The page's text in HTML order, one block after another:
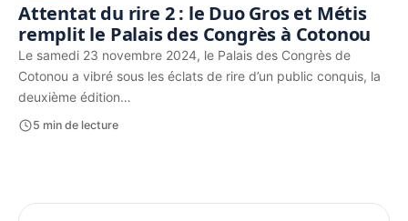
Attentat du rire 2 : le Duo Gros et Métis
remplit le Palais des Congrès à Cotonou
Le samedi 23 novembre 2024, le Palais des Congrès de
Cotonou a vibré sous les éclats de rire d’un public conquis, la
deuxième édition…
5 min de lecture